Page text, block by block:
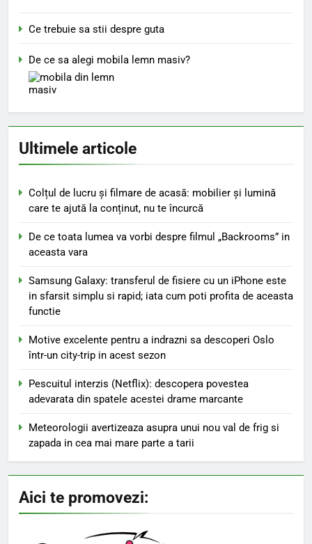
Ce trebuie sa stii despre guta
De ce sa alegi mobila lemn masiv?
Ultimele articole
Colțul de lucru și filmare de acasă: mobilier și lumină
care te ajută la conținut, nu te încurcă
De ce toata lumea va vorbi despre filmul „Backrooms” in
aceasta vara
Samsung Galaxy: transferul de fisiere cu un iPhone este
in sfarsit simplu si rapid; iata cum poti profita de aceasta
functie
Motive excelente pentru a indrazni sa descoperi Oslo
într-un city-trip in acest sezon
Pescuitul interzis (Netflix): descopera povestea
adevarata din spatele acestei drame marcante
Meteorologii avertizeaza asupra unui nou val de frig si
zapada in cea mai mare parte a tarii
Aici te promovezi: